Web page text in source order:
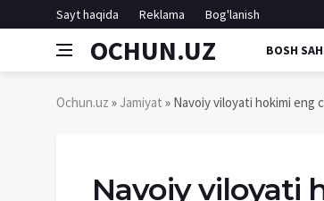
Sayt haqida Reklama Bog'lanish
OCHUN.UZ BOSH
Ochun.uz » Jamiyat » Navoiy viloyati hokimi eng
Navoiy viloyati